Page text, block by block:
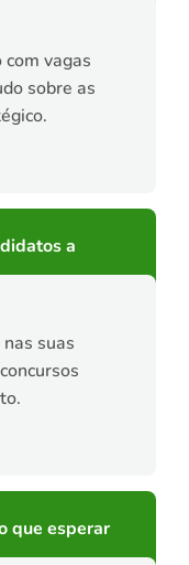
com vagas
sobre as
a
nas suas
que esperar